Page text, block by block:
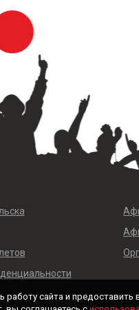
сайта и предоставить